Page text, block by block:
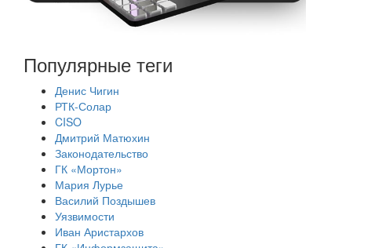
Популярные теги
Денис Чигин
РТК-Солар
CISO
Дмитрий Матюхин
Законодательство
ГК «Мортон»
Мария Лурье
Василий Поздышев
Уязвимости
Иван Аристархов